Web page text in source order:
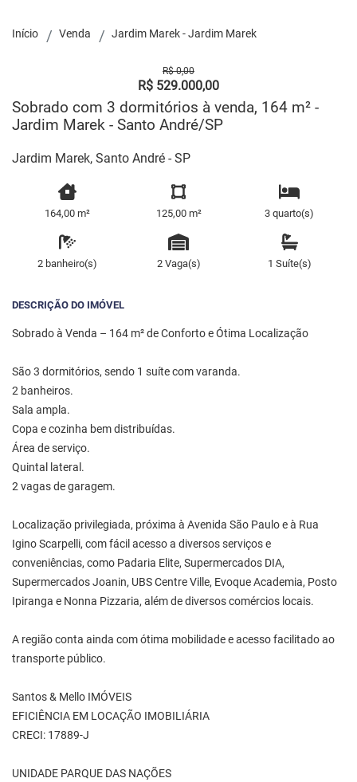
Início Venda Jardim Marek - Jardim Marek
R$ 0,00
R$ 529.000,00
Sobrado com 3 dormitórios à venda, 164 m² -
Jardim Marek - Santo André/SP
Jardim Marek, Santo André - SP
164,00 m² 125,00 m² 3 quarto(s)
2 banheiro(s) 2 Vaga(s) 1 Suíte(s)
DESCRIÇÃO DO IMÓVEL
Sobrado à Venda – 164 m² de Conforto e Ótima Localização
São 3 dormitórios, sendo 1 suíte com varanda.
2 banheiros.
Sala ampla.
Copa e cozinha bem distribuídas.
Área de serviço.
Quintal lateral.
2 vagas de garagem.
Localização privilegiada, próxima à Avenida São Paulo e à Rua
Igino Scarpelli, com fácil acesso a diversos serviços e
conveniências, como Padaria Elite, Supermercados DIA,
Supermercados Joanin, UBS Centre Ville, Evoque Academia, Posto
Ipiranga e Nonna Pizzaria, além de diversos comércios locais.
A região conta ainda com ótima mobilidade e acesso facilitado ao
transporte público.
Santos & Mello IMÓVEIS
EFICIÊNCIA EM LOCAÇÃO IMOBILIÁRIA
CRECI: 17889-J
UNIDADE PARQUE DAS NAÇÕES